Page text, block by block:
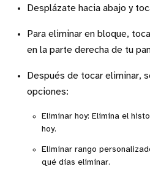
Desplázate hacia abajo y
Para eliminar en bloque,
en la parte derecha de tu
Después de tocar eliminar,
opciones:
Eliminar hoy: Elimina el
hoy.
Eliminar rango
qué días eliminar.